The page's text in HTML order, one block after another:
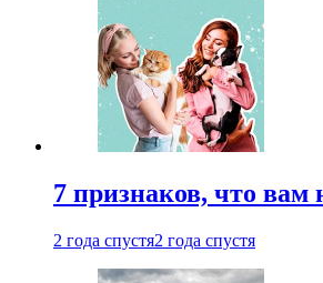
7 признаков, что вам
2 года спустя2 года спустя